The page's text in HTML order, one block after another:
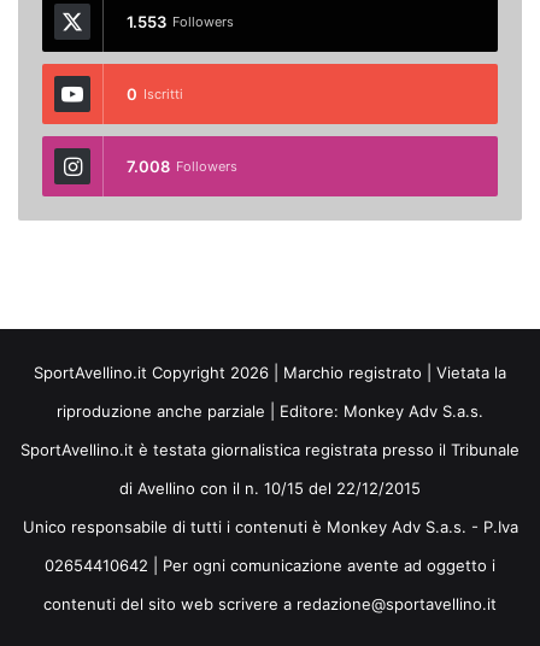
1.553 Followers
0 Iscritti
7.008 Followers
SportAvellino.it Copyright 2026 | Marchio registrato | Vietata la
riproduzione anche parziale | Editore: Monkey Adv S.a.s.
SportAvellino.it è testata giornalistica registrata presso il Tribunale
di Avellino con il n. 10/15 del 22/12/2015
Unico responsabile di tutti i contenuti è Monkey Adv S.a.s. - P.Iva
02654410642 | Per ogni comunicazione avente ad oggetto i
contenuti del sito web scrivere a redazione@sportavellino.it